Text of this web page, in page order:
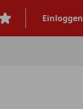
Einloggen